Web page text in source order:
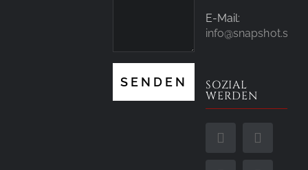
E-Mail:
info@snapshot.style
SOZIAL
WERDEN